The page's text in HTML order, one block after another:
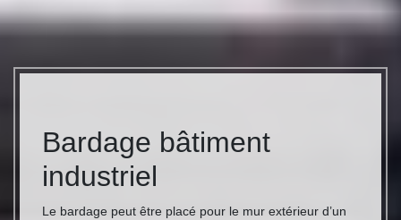
Bardage bâtiment
industriel
Le bardage peut être placé pour le mur extérieur d’un